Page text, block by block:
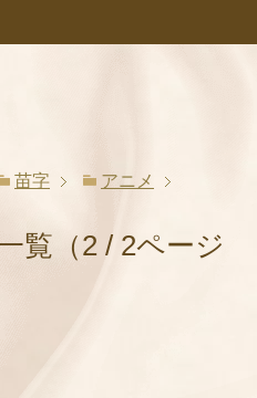
苗字 アニメ
覧（2 / 2ページ